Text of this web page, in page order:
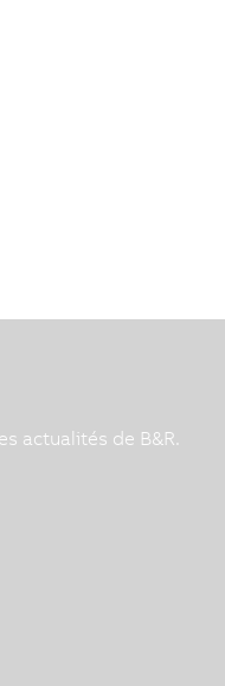
actualités de B&R.